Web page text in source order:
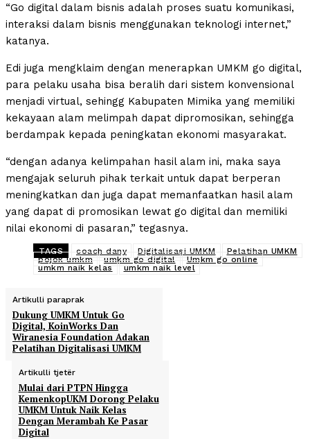
“Go digital dalam bisnis adalah proses suatu komunikasi,
interaksi dalam bisnis menggunakan teknologi internet,”
katanya.
Edi juga mengklaim dengan menerapkan UMKM go digital,
para pelaku usaha bisa beralih dari sistem konvensional
menjadi virtual, sehingg Kabupaten Mimika yang memiliki
kekayaan alam melimpah dapat dipromosikan, sehingga
berdampak kepada peningkatan ekonomi masyarakat.
“dengan adanya kelimpahan hasil alam ini, maka saya
mengajak seluruh pihak terkait untuk dapat berperan
meningkatkan dan juga dapat memanfaatkan hasil alam
yang dapat di promosikan lewat go digital dan memiliki
nilai ekonomi di pasaran,” tegasnya.
TAGS coach dany Digitalisasi UMKM
Pelatihan UMKM
pojok umkm
umkm go digital
Umkm go online
umkm naik kelas
umkm naik level
Artikulli paraprak
Dukung UMKM Untuk Go
Digital, KoinWorks Dan
Wiranesia Foundation Adakan
Pelatihan Digitalisasi UMKM
Artikulli tjetër
Mulai dari PTPN Hingga
KemenkopUKM Dorong Pelaku
UMKM Untuk Naik Kelas
Dengan Merambah Ke Pasar
Digital